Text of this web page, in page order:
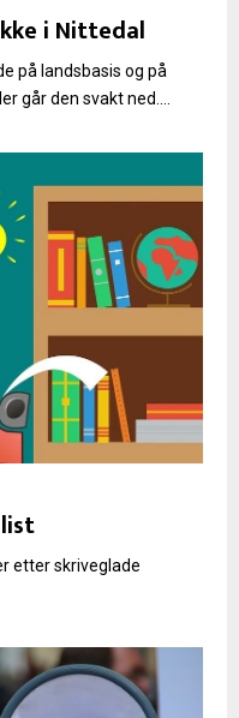
i Nittedal
på landsbasis og på
går den svakt ned....
etter skriveglade